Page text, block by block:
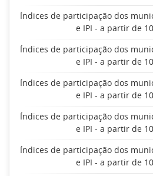
Índices de participação dos
e IPI - a partir de
Índices de participação dos
e IPI - a partir de
Índices de participação dos
e IPI - a partir de
Índices de participação dos
e IPI - a partir de
Índices de participação dos
e IPI - a partir de